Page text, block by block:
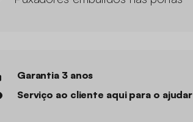
Garantia 3 anos
Serviço ao cliente aqui para o ajudar